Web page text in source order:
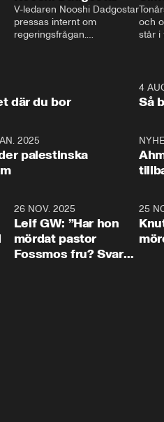
V-ledaren Nooshi Dadgostar
pressas internt om
regeringsfrågan.
– Vi ställer upp i val. Ska vi
vara med så sitter vi förstås
och
står i
där du bor
4
Så
2025
palestinska
26 NOV. 2025
Leif GW: ”Har hon
mördat pastor
Fossmos fru? Svar
25